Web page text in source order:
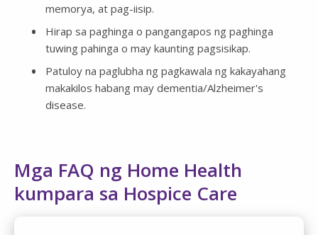
memorya, at pag-iisip.
Hirap sa paghinga o pangangapos ng paghinga
tuwing pahinga o may kaunting pagsisikap.
Patuloy na paglubha ng pagkawala ng kakayahang
makakilos habang may dementia/Alzheimer's
disease.
Mga FAQ ng Home Health
kumpara sa Hospice Care